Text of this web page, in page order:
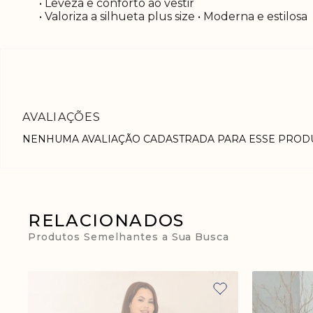
• Leveza e conforto ao vestir
• Valoriza a silhueta plus size • Moderna e estilosa
NENHUMA AVALIAÇÃO CADASTRADA PARA ESSE
RELACIONADOS